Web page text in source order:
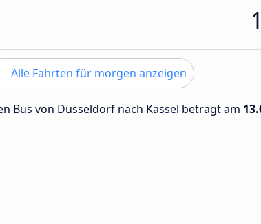
Alle Fahrten für morgen anzeigen
Bus von Düsseldorf nach Kassel beträgt am